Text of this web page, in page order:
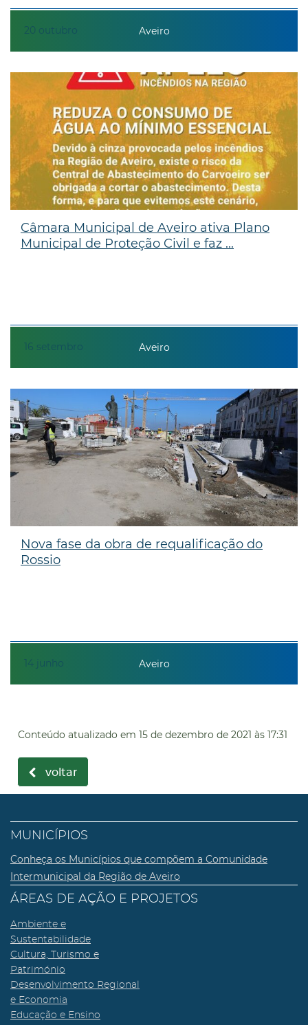
20 outubro Aveiro
16 setembro
Câmara Municipal de Aveiro ativa Plano
Municipal de Proteção Civil e faz ...
Aveiro
14 junho
Nova fase da obra de requalificação do
Rossio
Aveiro
Conteúdo atualizado em 15 de dezembro de 2021 às 17:31
voltar
MUNICÍPIOS
Conheça os Municípios que compõem a Comunidade
Intermunicipal da Região de Aveiro
ÁREAS DE AÇÃO E PROJETOS
Ambiente e
Sustentabilidade
Cultura, Turismo e
Património
Desenvolvimento Regional
e Economia
Educação e Ensino